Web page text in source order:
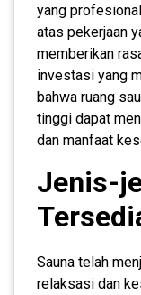
yang
atas pekerjaan
memberikan
investasi yang
bahwa ruang
tinggi dapat
dan manfaat
Jenis-
Sauna telah
relaksasi dan